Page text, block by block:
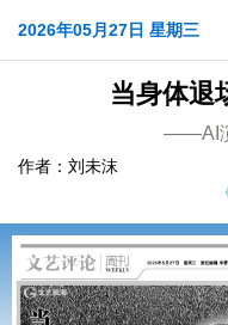
2026年05月27日 星期三
当身体退
——AI
作者：刘未沫